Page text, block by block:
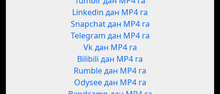
Linkedin дан MP4 га
Snapchat дан MP4 га
Telegram дан MP4 га
Vk дан MP4 га
Bilibili дан MP4 га
Rumble дан MP4 га
Odysee дан MP4 га